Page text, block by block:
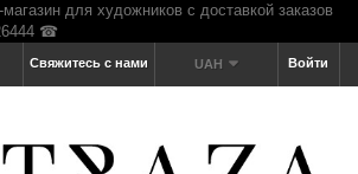
Войти
UAH
Свяжитесь с нами